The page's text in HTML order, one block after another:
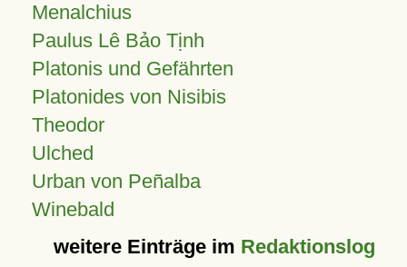
Menalchius
Paulus Lê Bảo Tịnh
Platonis und Gefährten
Platonides von Nisibis
Theodor
Ulched
Urban von Peñalba
Winebald
weitere Einträge im Redaktionslog